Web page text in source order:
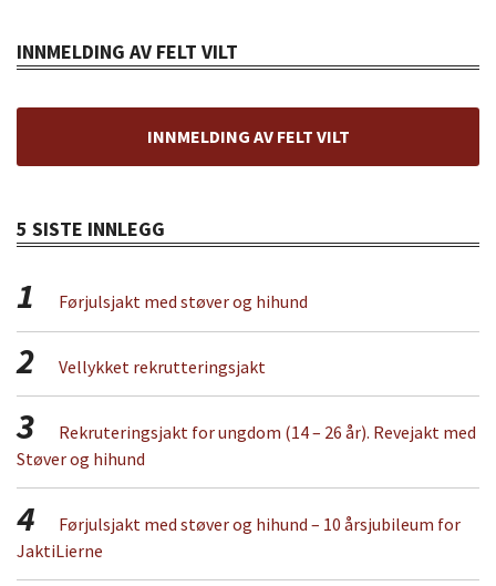
INNMELDING AV FELT VILT
INNMELDING AV FELT VILT
5 SISTE INNLEGG
1 Førjulsjakt med støver og hihund
2 Vellykket rekrutteringsjakt
3
Rekruteringsjakt for ungdom (14 – 26 år). Revejakt med
Støver og hihund
4
Førjulsjakt med støver og hihund – 10 årsjubileum for
JaktiLierne